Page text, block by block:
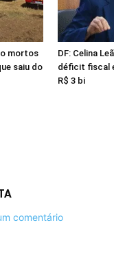
mortos
saiu do
DF: Celina
déficit fiscal
R$ 3 bi
comentário